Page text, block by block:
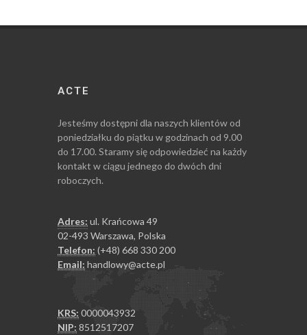
ACTE
Jesteśmy dostępni dla naszych klientów od
poniedziałku do piątku w godzinach od 9.00
do 17.00. Staramy się odpowiedzieć na każdy
kontakt w ciągu jednego do dwóch dni
roboczych.
Adres: ul. Krańcowa 49
02-493 Warszawa, Polska
Telefon: (+48) 668 330 200
Email: handlowy@acte.pl
KRS: 0000043932
NIP: 8512517207